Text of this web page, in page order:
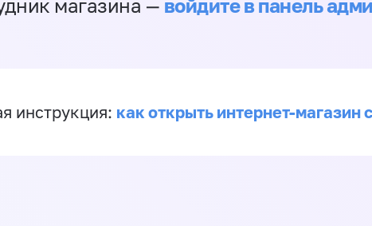
магазина — войдите в панель
инструкция: как открыть интернет-магазин